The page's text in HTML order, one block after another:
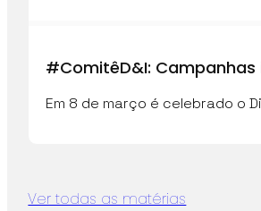
#ComitêD&I: Campanhas
Em 8 de março é celebrado o
Ver todas as matérias